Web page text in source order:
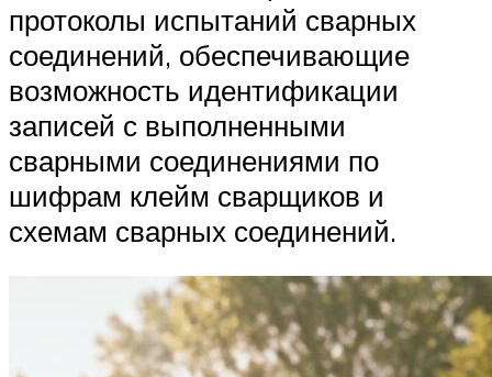
протоколы испытаний сварных
соединений, обеспечивающие
возможность идентификации
записей с выполненными
сварными соединениями по
шифрам клейм сварщиков и
схемам сварных соединений.